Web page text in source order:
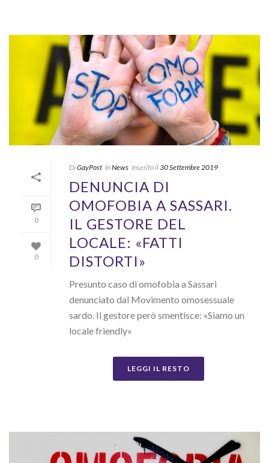
0
0
DiGayPost InNews Inserito il30 Settembre 2019
DENUNCIA DI
OMOFOBIA A SASSARI.
IL GESTORE DEL
LOCALE: «FATTI
DISTORTI»
Presunto caso di omofobia a Sassari
denunciato dal Movimento omosessuale
sardo. Il gestore però smentisce: «Siamo un
locale friendly»
LEGGI IL RESTO